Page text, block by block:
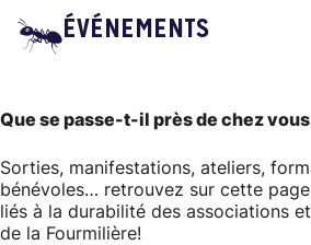
ÉVÉNEMENTS
Que se passe-t-il près de chez vous
Sorties, manifestations, ateliers,
bénévoles… retrouvez sur cette
liés à la durabilité des associations
de la Fourmilière!